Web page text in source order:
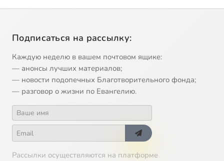
Подписаться на рассылку:
Каждую неделю в вашем почтовом ящике:
— анонсы лучших материалов;
— новости подопечных Благотворительного фонда;
— разговор о жизни по Евангелию.
Рассылки осуществляются на платформе